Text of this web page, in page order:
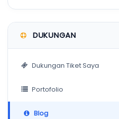
DUKUNGAN
Dukungan Tiket Saya
Portofolio
Blog